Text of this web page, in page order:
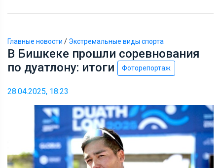
Главные новости / Экстремальные виды спорта
В Бишкеке прошли соревнования
по дуатлону: итоги
Фоторепортаж
28.04.2025, 18:23